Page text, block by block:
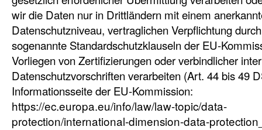
wir die Daten nur in Drittländern mit einem
Datenschutzniveau, vertraglichen Verpflichtung durch
sogenannte Standardschutzklauseln der EU-
Vorliegen von Zertifizierungen oder verbindlicher
Datenschutzvorschriften verarbeiten (Art. 44 bis 49
Informationsseite der EU-Kommission:
https://ec.europa.eu/info/law/law-topic/data-
protection/international-dimension-data-